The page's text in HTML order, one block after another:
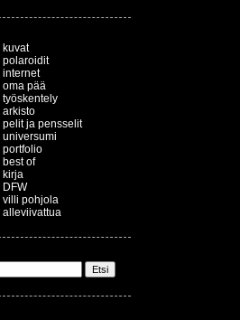
kuvat
polaroidit
internet
oma pää
työskentely
arkisto
pelit ja pensselit
universumi
portfolio
best of
kirja
DFW
villi pohjola
alleviivattua